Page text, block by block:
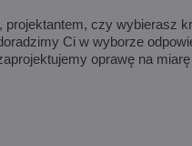
czy wybierasz
Ci w wyborze
oprawę na